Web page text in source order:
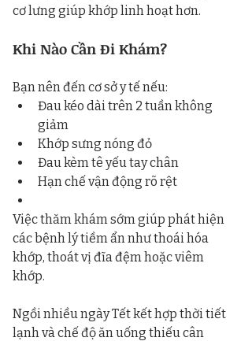
cơ lưng giúp khớp linh hoạt hơn.
Khi Nào Cần Đi Khám?
Bạn nên đến cơ sở y tế nếu:
Đau kéo dài trên 2 tuần không
giảm
Khớp sưng nóng đỏ
Đau kèm tê yếu tay chân
Hạn chế vận động rõ rệt
Việc thăm khám sớm giúp phát hiện
các bệnh lý tiềm ẩn như thoái hóa
khớp, thoát vị đĩa đệm hoặc viêm
khớp.
Ngồi nhiều ngày Tết kết hợp thời tiết
lạnh và chế độ ăn uống thiếu cân